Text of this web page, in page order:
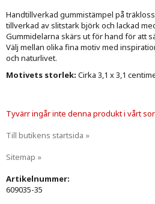
Handtillverkad gummistämpel på
tillverkad av slitstark björk och lackad
Gummidelarna skärs ut för hand för att
Välj mellan olika fina motiv med
och naturlivet.
Motivets storlek: Cirka 3,1 x 3,1
Tyvärr ingår inte denna produkt i vårt
Till butikens startsida »
Sitemap »
Artikelnummer:
609035-35